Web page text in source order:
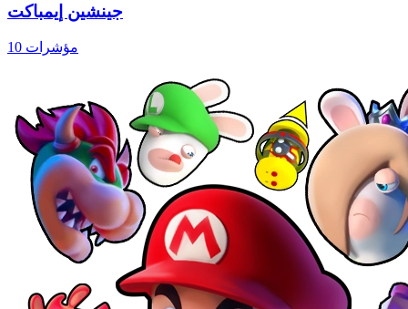
جينشين إيمباكت
10 مؤشرات